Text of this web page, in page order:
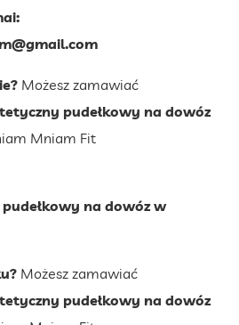
Możesz zamawiać
pudełkowy na dowóz
Mniam Fit
na dowóz w
Możesz zamawiać
pudełkowy na dowóz